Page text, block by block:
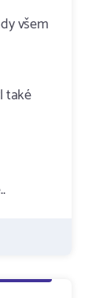
všem
také